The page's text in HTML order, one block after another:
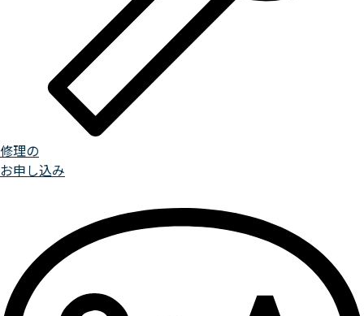
修理の
お申し込み